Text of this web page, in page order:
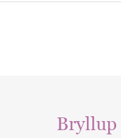
Bryllup